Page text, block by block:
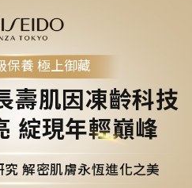
保養 極上御藏
肌因凍齡科技
綻現年輕巔峰
解密肌膚永恆進化之美